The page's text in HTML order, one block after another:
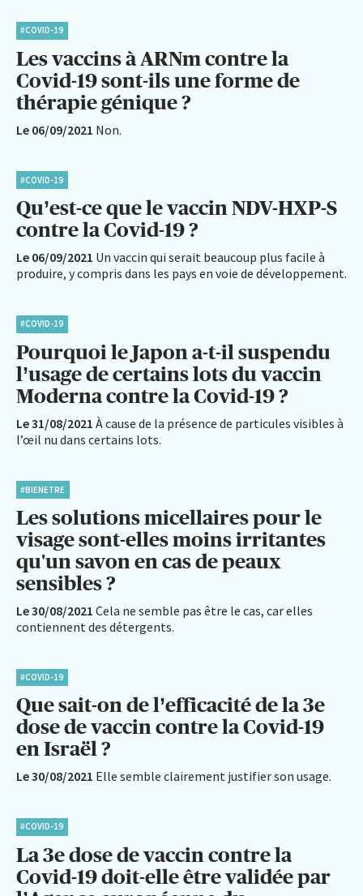
#COVID-19
Les vaccins à ARNm contre la
Covid-19 sont-ils une forme de
thérapie génique ?
Le 06/09/2021 Non.
#COVID-19
Qu’est-ce que le vaccin NDV-HXP-S
contre la Covid-19 ?
Le 06/09/2021 Un vaccin qui serait beaucoup plus facile à
produire, y compris dans les pays en voie de développement.
#COVID-19
Pourquoi le Japon a-t-il suspendu
l’usage de certains lots du vaccin
Moderna contre la Covid-19 ?
Le 31/08/2021 À cause de la présence de particules visibles à
l’œil nu dans certains lots.
#BIENETRE
Les solutions micellaires pour le
visage sont-elles moins irritantes
qu'un savon en cas de peaux
sensibles ?
Le 30/08/2021 Cela ne semble pas être le cas, car elles
contiennent des détergents.
#COVID-19
Que sait-on de l’efficacité de la 3e
dose de vaccin contre la Covid-19
en Israël ?
Le 30/08/2021 Elle semble clairement justifier son usage.
#COVID-19
La 3e dose de vaccin contre la
Covid-19 doit-elle être validée par